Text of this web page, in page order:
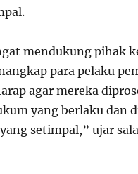
mendukung pihak
para pelaku
agar mereka
yang berlaku dan
setimpal,” ujar